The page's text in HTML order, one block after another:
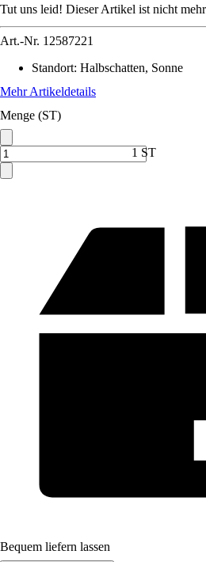
Tut uns leid! Dieser Artikel ist nicht
Art.-Nr. 12587221
Standort: Halbschatten, Sonne
Mehr Artikeldetails
Menge (ST)
1 ST
Bequem liefern lassen